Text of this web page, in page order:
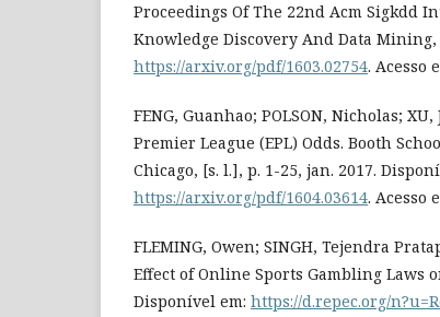
Proceedings Of The 22nd Acm Sigkdd
Knowledge Discovery And Data Mining,
https://arxiv.org/pdf/1603.02754. Acesso
FENG, Guanhao; POLSON, Nicholas;
Premier League (EPL) Odds. Booth
Chicago, [s. l.], p. 1-25, jan. 2017.
https://arxiv.org/pdf/1604.03614. Acesso
FLEMING, Owen; SINGH, Tejendra
Effect of Online Sports Gambling Laws
Disponível em: https://d.repec.org/